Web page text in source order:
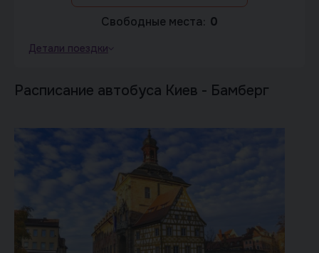
Свободные места: 0
Детали поездки
Расписание автобуса Киев - Бамберг